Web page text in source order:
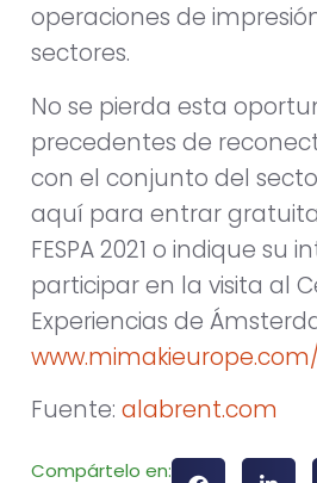
operaciones de
sectores.
No se pierda esta
precedentes de
con el conjunto del
aquí para entrar
FESPA 2021 o indique su
participar en la visita al
Experiencias de
Fuente: alabrent.com
Compártelo en: